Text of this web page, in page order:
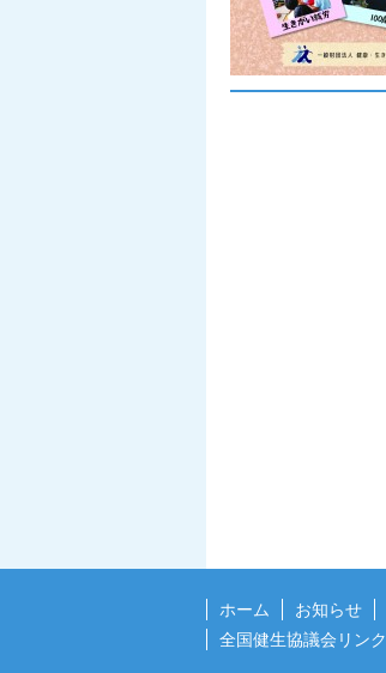
ホーム お知らせ
全国健生協議会リンク